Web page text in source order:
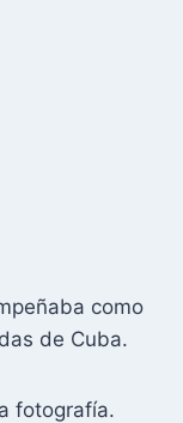
como
de Cuba.
fotografía.